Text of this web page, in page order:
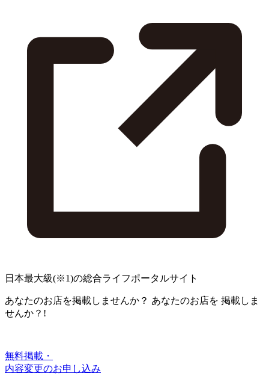
日本最大級(※1)の総合ライフポータルサイト
あなたのお店を掲載しませんか？ あなたのお店を 掲載しま
せんか？!
無料掲載・
内容変更のお申し込み